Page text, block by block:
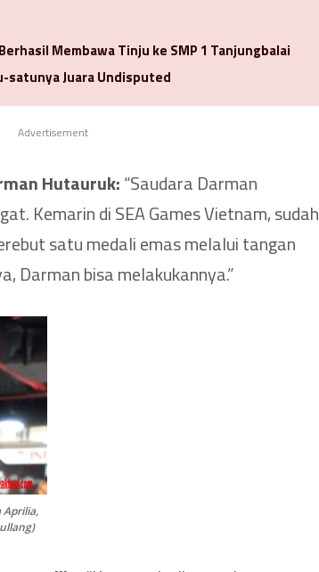
Membawa Tinju ke SMP 1 Tanjungbalai
satunya Juara Undisputed
Advertisement
Hutauruk:“Saudara Darman
Kemarin di SEA Games Vietnam, sudah
satu medali emas melalui tangan
Darman bisa melakukannya.”
Aprilia,